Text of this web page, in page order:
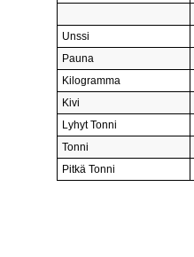
Unssi
Pauna
Kilogramma
Kivi
Lyhyt Tonni
Tonni
Pitkä Tonni